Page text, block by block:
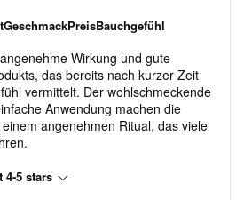
GeschmackPreisBauchgefühl
Wirkung und gute
das bereits nach kurzer Zeit
vermittelt. Der wohlschmeckende
Anwendung machen die
angenehmen Ritual, das viele
4-5 stars